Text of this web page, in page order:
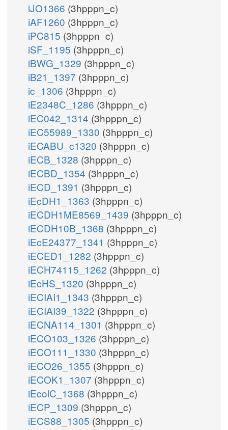
iJO1366 (3hpppn_c)
iAF1260 (3hpppn_c)
iPC815 (3hpppn_c)
iSF_1195 (3hpppn_c)
iBWG_1329 (3hpppn_c)
iB21_1397 (3hpppn_c)
ic_1306 (3hpppn_c)
iE2348C_1286 (3hpppn_c)
iEC042_1314 (3hpppn_c)
iEC55989_1330 (3hpppn_c)
iECABU_c1320 (3hpppn_c)
iECB_1328 (3hpppn_c)
iECBD_1354 (3hpppn_c)
iECD_1391 (3hpppn_c)
iEcDH1_1363 (3hpppn_c)
iECDH1ME8569_1439 (3hpppn_c)
iECDH10B_1368 (3hpppn_c)
iEcE24377_1341 (3hpppn_c)
iECED1_1282 (3hpppn_c)
iECH74115_1262 (3hpppn_c)
iEcHS_1320 (3hpppn_c)
iECIAI1_1343 (3hpppn_c)
iECIAI39_1322 (3hpppn_c)
iECNA114_1301 (3hpppn_c)
iECO103_1326 (3hpppn_c)
iECO111_1330 (3hpppn_c)
iECO26_1355 (3hpppn_c)
iECOK1_1307 (3hpppn_c)
iEcolC_1368 (3hpppn_c)
iECP_1309 (3hpppn_c)
iECS88_1305 (3hpppn_c)